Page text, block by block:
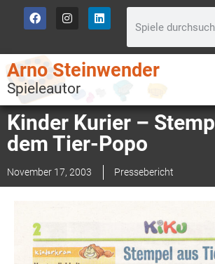
Arno Steinwender
Spieleautor
Kinder Kurier –
dem Tier-Popo
November 17, 2003 Pressebericht